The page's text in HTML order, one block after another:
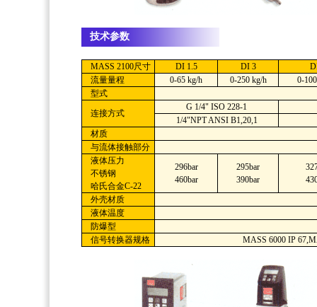
技术参数
MASS 2100尺寸 DI 1.5 DI 3
流量量程
0-65 kg/h 0-250 kg/h
0-
型式
连接方式
G 1/4" ISO 228-1
1/4"NPT ANSI B1,20,1
材质
与流体接触部分
液体压力
不锈钢
哈氏合金C-22
296bar
460bar
295bar
390bar
外壳材质
液体温度
防爆型
信号转换器规格
MASS 6000 IP